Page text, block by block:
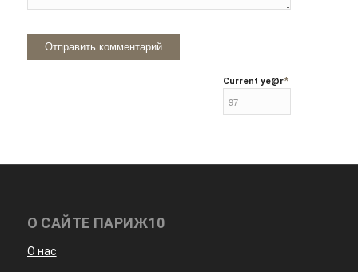
Current ye@r*
О САЙТЕ ПАРИЖ10
О нас